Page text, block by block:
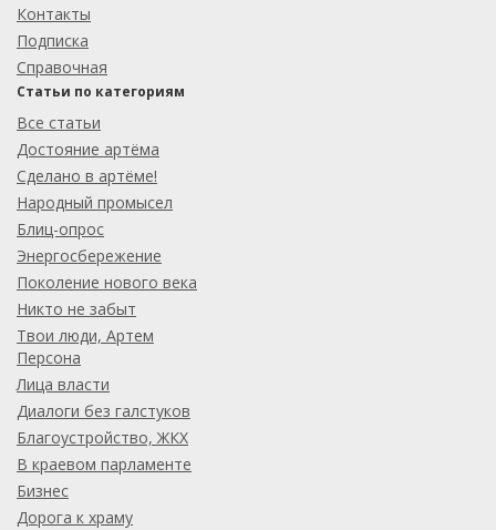
Контакты
Подписка
Справочная
Статьи по категориям
Все статьи
Достояние артёма
Сделано в артёме!
Народный промысел
Блиц-опрос
Энергосбережение
Поколение нового века
Никто не забыт
Твои люди, Артем
Персона
Лица власти
Диалоги без галстуков
Благоустройство, ЖКХ
В краевом парламенте
Бизнес
Дорога к храму